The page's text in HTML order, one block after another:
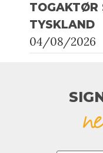
TOGAKTØR
TYSKLAND
04/08/2026